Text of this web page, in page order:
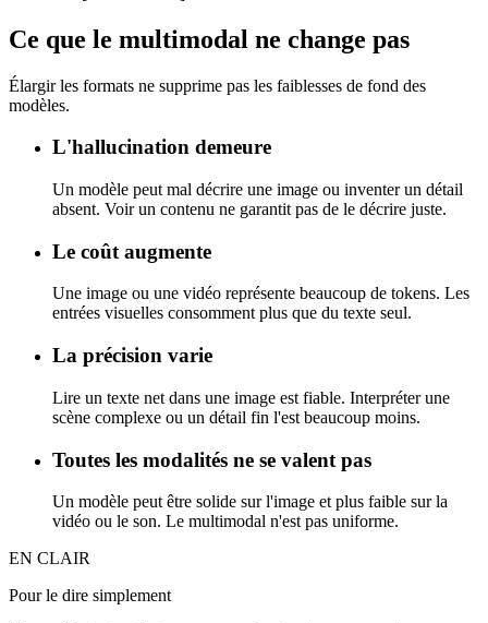
Ce que le multimodal ne change pas
Élargir les formats ne supprime pas les faiblesses de fond des
modèles.
L'hallucination demeure
Un modèle peut mal décrire une image ou inventer un détail
absent. Voir un contenu ne garantit pas de le décrire juste.
Le coût augmente
Une image ou une vidéo représente beaucoup de tokens. Les
entrées visuelles consomment plus que du texte seul.
La précision varie
Lire un texte net dans une image est fiable. Interpréter une
scène complexe ou un détail fin l'est beaucoup moins.
Toutes les modalités ne se valent pas
Un modèle peut être solide sur l'image et plus faible sur la
vidéo ou le son. Le multimodal n'est pas uniforme.
EN CLAIR
Pour le dire simplement